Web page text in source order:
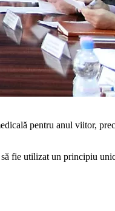
pentru anul vii­tor,
fie utilizat un princi­piu